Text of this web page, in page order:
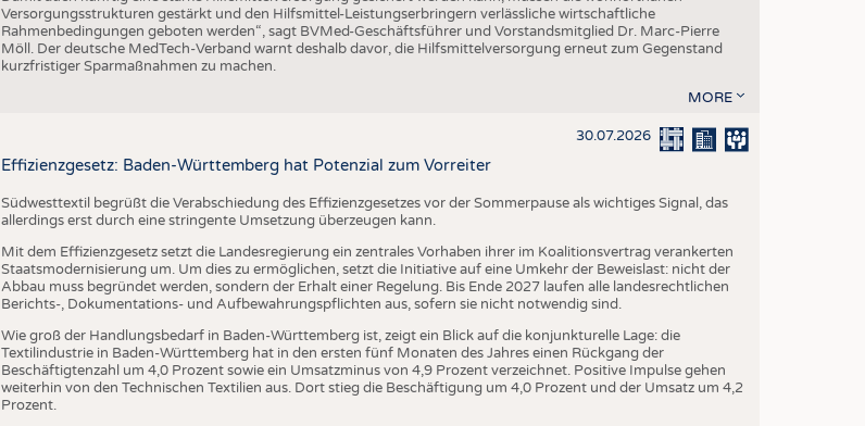
Versorgungsstrukturen gestärkt und den Hilfsmittel-Leistungserbringern verlässliche wirtschaftliche
Rahmenbedingungen geboten werden“, sagt BVMed-Geschäftsführer und Vorstandsmitglied Dr. Marc-Pierre
Möll. Der deutsche MedTech-Verband warnt deshalb davor, die Hilfsmittelversorgung erneut zum Gegenstand
kurzfristiger Sparmaßnahmen zu machen.
MORE
30.07.2026
Effizienzgesetz: Baden-Württemberg hat Potenzial zum Vorreiter
Südwesttextil begrüßt die Verabschiedung des Effizienzgesetzes vor der Sommerpause als wichtiges Signal, das
allerdings erst durch eine stringente Umsetzung überzeugen kann.
Mit dem Effizienzgesetz setzt die Landesregierung ein zentrales Vorhaben ihrer im Koalitionsvertrag verankerten
Staatsmodernisierung um. Um dies zu ermöglichen, setzt die Initiative auf eine Umkehr der Beweislast: nicht der
Abbau muss begründet werden, sondern der Erhalt einer Regelung. Bis Ende 2027 laufen alle landesrechtlichen
Berichts-, Dokumentations- und Aufbewahrungspflichten aus, sofern sie nicht notwendig sind.
Wie groß der Handlungsbedarf in Baden-Württemberg ist, zeigt ein Blick auf die konjunkturelle Lage: die
Textilindustrie in Baden-Württemberg hat in den ersten fünf Monaten des Jahres einen Rückgang der
Beschäftigtenzahl um 4,0 Prozent sowie ein Umsatzminus von 4,9 Prozent verzeichnet. Positive Impulse gehen
weiterhin von den Technischen Textilien aus. Dort stieg die Beschäftigung um 4,0 Prozent und der Umsatz um 4,2
Prozent.